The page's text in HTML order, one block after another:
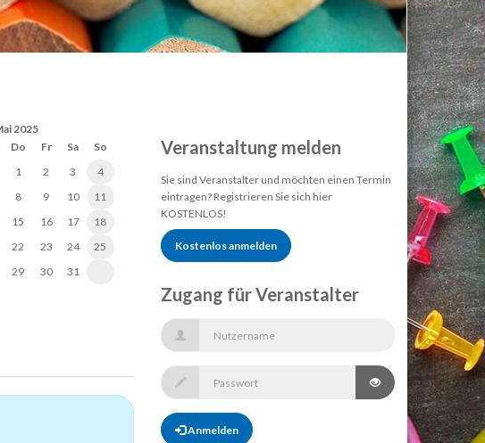
2025
Do Fr Sa
So
1
2 3
4
8 9 10
11
15 16 17
18
22 23 24
25
29 30 31
Veranstaltung melden
Sie sind Veranstalter und möchten einen Termin
eintragen? Registrieren Sie sich hier
KOSTENLOS!
Kostenlos anmelden
Zugang für Veranstalter
Anmelden